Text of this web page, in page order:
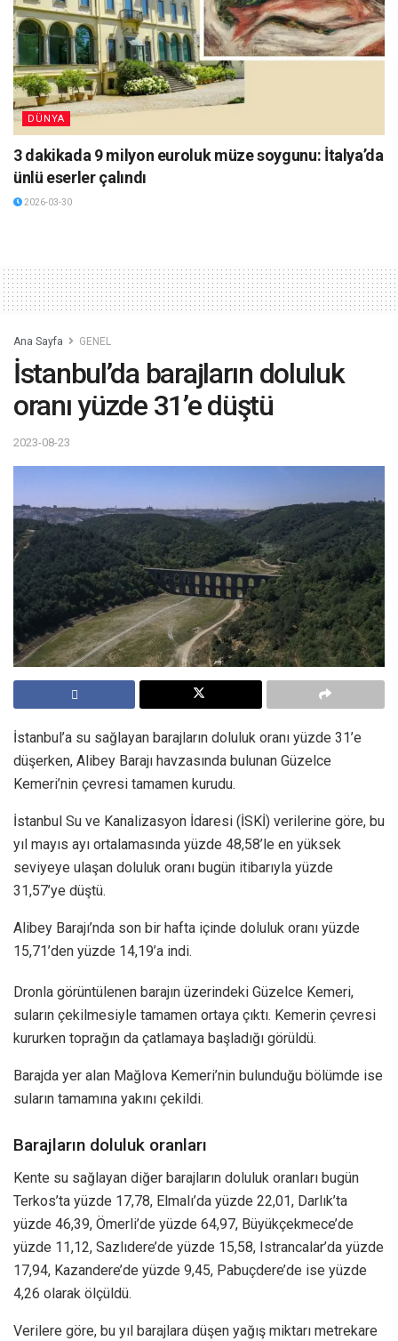
DÜNYA
3 dakikada 9 milyon euroluk müze soygunu: İtalya’da
ünlü eserler çalındı
2026-03-30
Ana Sayfa GENEL
İstanbul’da barajların doluluk
oranı yüzde 31’e düştü
2023-08-23
İstanbul’a su sağlayan barajların doluluk oranı yüzde 31’e
düşerken, Alibey Barajı havzasında bulunan Güzelce
Kemeri’nin çevresi tamamen kurudu.
İstanbul Su ve Kanalizasyon İdaresi (İSKİ) verilerine göre, bu
yıl mayıs ayı ortalamasında yüzde 48,58’le en yüksek
seviyeye ulaşan doluluk oranı bugün itibarıyla yüzde
31,57’ye düştü.
Alibey Barajı’nda son bir hafta içinde doluluk oranı yüzde
15,71’den yüzde 14,19’a indi.
Dronla görüntülenen barajın üzerindeki Güzelce Kemeri,
suların çekilmesiyle tamamen ortaya çıktı. Kemerin çevresi
kururken toprağın da çatlamaya başladığı görüldü.
Barajda yer alan Mağlova Kemeri’nin bulunduğu bölümde ise
suların tamamına yakını çekildi.
Barajların doluluk oranları
Kente su sağlayan diğer barajların doluluk oranları bugün
Terkos’ta yüzde 17,78, Elmalı’da yüzde 22,01, Darlık’ta
yüzde 46,39, Ömerli’de yüzde 64,97, Büyükçekmece’de
yüzde 11,12, Sazlıdere’de yüzde 15,58, Istrancalar’da yüzde
17,94, Kazandere’de yüzde 9,45, Pabuçdere’de ise yüzde
4,26 olarak ölçüldü.
Verilere göre, bu yıl barajlara düşen yağış miktarı metrekare